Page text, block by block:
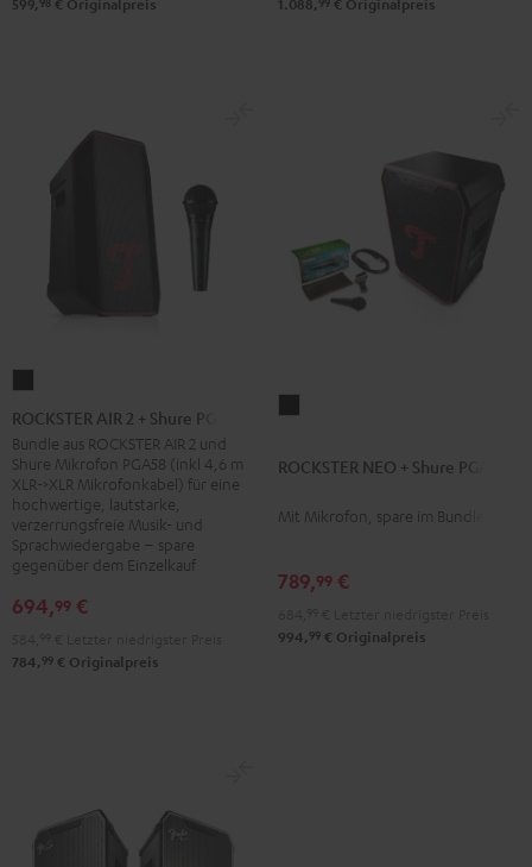
599, € Originalpreis 1.088, € Originalpreis
AIR
2
+
Shure
PGA58
Schwarz
ROCKSTER AIR 2 + Shure PGA58
Bundle aus ROCKSTER AIR 2 und
Shure Mikrofon PGA58 (inkl 4,6 m
XLR->XLR Mikrofonkabel) für eine
hochwertige, lautstarke,
verzerrungsfreie Musik- und
Sprachwiedergabe – spare
gegenüber dem Einzelkauf
694,99 €
784, 99 € Originalpreis
+
PGA58
ROCKSTER NEO + Shure PGA58
Mit Mikrofon, spare im Bundle
789,99 €
994, 99 € Originalpreis